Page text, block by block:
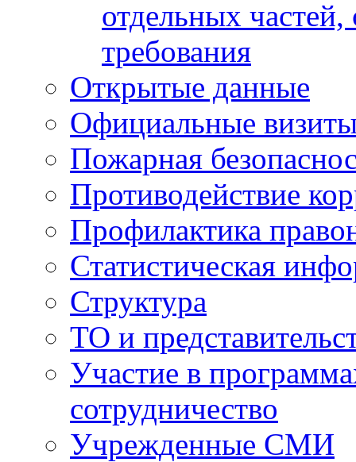
отдельных
требования
Открытые данные
Официальные
Пожарная
Противодействие
Профилактика
Статистическая
Структура
ТО и
Участие в
сотрудничество
Учрежденные СМИ